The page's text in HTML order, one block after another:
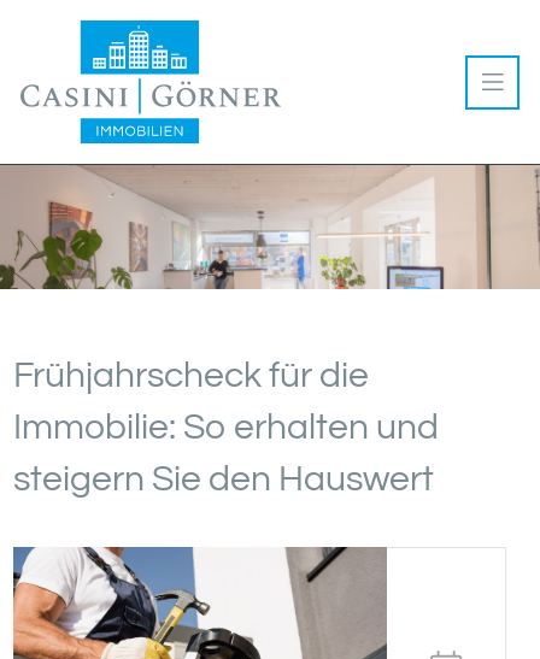
Frühjahrscheck für die
Immobilie: So erhalten und
steigern Sie den Hauswert